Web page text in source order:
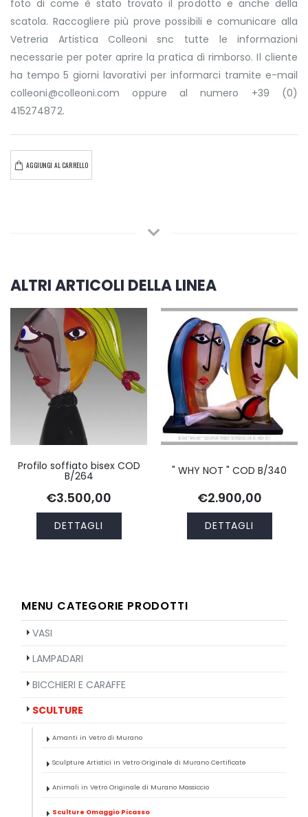
foto di come è stato trovato il prodotto e anche della
scatola. Raccogliere più prove possibili e comunicare alla
Vetreria Artistica Colleoni snc tutte le informazioni
necessarie per poter aprire la pratica di rimborso. Il cliente
ha tempo 5 giorni lavorativi per informarci tramite e-mail
colleoni@colleoni.com oppure al numero +39 (0)
415274872.
AGGIUNGI AL CARRELLO
ALTRI ARTICOLI DELLA LINEA
Profilo soffiato bisex COD
B/264
€3.500,00
DETTAGLI
" WHY NOT " COD B/340
€2.900,00
DETTAGLI
MENU CATEGORIE PRODOTTI
VASI
LAMPADARI
BICCHIERI E CARAFFE
SCULTURE
Amanti in Vetro di Murano
Sculpture Artistici in Vetro Originale di Murano Certificate
Animali in Vetro Originale di Murano Massiccio
Sculture Omaggio Picasso